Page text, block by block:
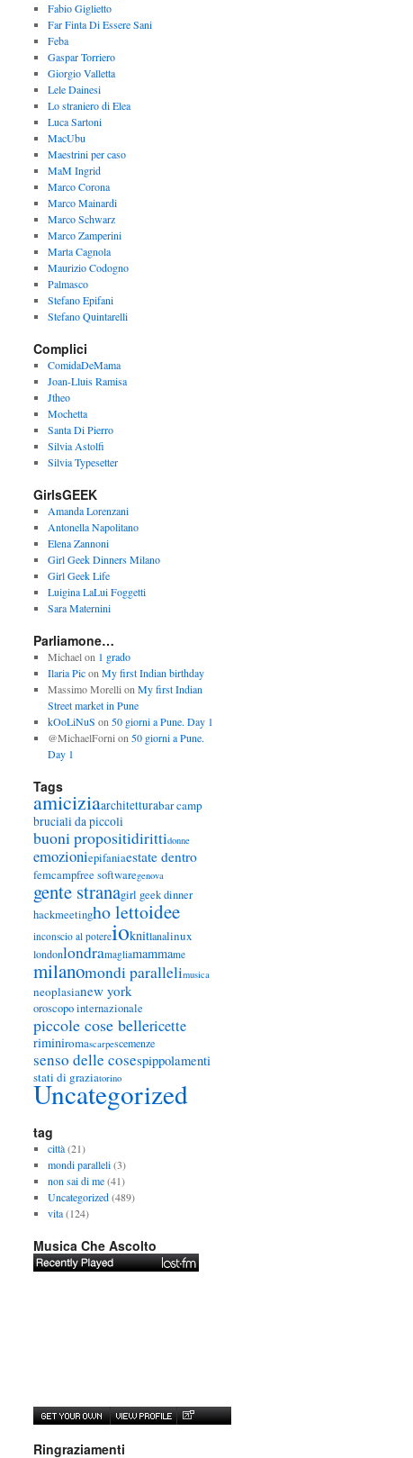
Fabio Giglietto
Far Finta Di Essere Sani
Feba
Gaspar Torriero
Giorgio Valletta
Lele Dainesi
Lo straniero di Elea
Luca Sartoni
MacUbu
Maestrini per caso
MaM Ingrid
Marco Corona
Marco Mainardi
Marco Schwarz
Marco Zamperini
Marta Cagnola
Maurizio Codogno
Palmasco
Stefano Epifani
Stefano Quintarelli
Complici
ComidaDeMama
Joan-Lluis Ramisa
Jtheo
Mochetta
Santa Di Pierro
Silvia Astolfi
Silvia Typesetter
GirlsGEEK
Amanda Lorenzani
Antonella Napolitano
Elena Zannoni
Girl Geek Dinners Milano
Girl Geek Life
Luigina LaLui Foggetti
Sara Maternini
Parliamone…
Michaelon 1 grado
Ilaria Picon My first Indian birthday
Massimo Morelli on My first Indian
Street market in Pune
kOoLiNuS on 50 giorni a Pune. Day 1
@MichaelForni on 50 giorni a Pune.
Day 1
Tags
amiciziaarchitetturabar camp
bruciali da piccoli
buoni propositidirittidonne
emozioniepifaniaestate dentro
femcampfree softwaregenova
gente stranagirl geek dinner
hackmeetingho lettoidee
inconscio al potereioknitlanalinux
londonlondramagliamammame
milanomondi parallelimusica
neoplasianew york
oroscopo internazionale
piccole cose bellericette
riminiromascarpescemenze
senso delle cosespippolamenti
stati di graziatorino
Uncategorized
tag
città(21)
mondi paralleli(3)
non sai di me(41)
Uncategorized(489)
vita(124)
Musica Che Ascolto
Ringraziamenti